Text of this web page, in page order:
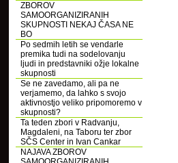
ZBOROV
SAMOORGANIZIRANIH
SKUPNOSTI NEKAJ ČASA NE
BO
Po sedmih letih se vendarle
premika tudi na sodelovanju
ljudi in predstavniki ožje lokalne
skupnosti
Se ne zavedamo, ali pa ne
verjamemo, da lahko s svojo
aktivnostjo veliko pripomoremo v
skupnosti?
Ta teden zbori v Radvanju,
Magdaleni, na Taboru ter zbor
SČS Center in Ivan Cankar
NAJAVA ZBOROV